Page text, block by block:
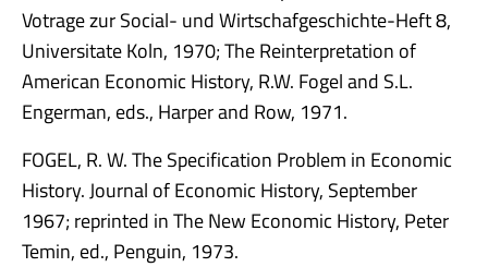
Votrage zur Social- und Wirtschafgeschichte-Heft 8,
Universitate Koln, 1970; The Reinterpretation of
American Economic History, R.W. Fogel and S.L.
Engerman, eds., Harper and Row, 1971.
FOGEL, R. W. The Specification Problem in Economic
History. Journal of Economic History, September
1967; reprinted in The New Economic History, Peter
Temin, ed., Penguin, 1973.